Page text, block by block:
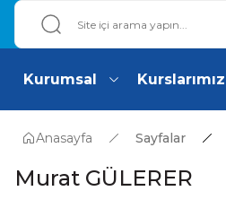
Kurumsal Kurslarımız
Anasayfa Sayfalar
Murat GÜLERER